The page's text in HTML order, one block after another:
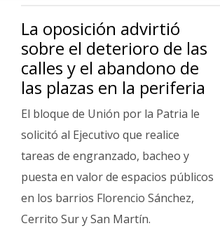
La oposición advirtió
sobre el deterioro de las
calles y el abandono de
las plazas en la periferia
El bloque de Unión por la Patria le
solicitó al Ejecutivo que realice
tareas de engranzado, bacheo y
puesta en valor de espacios públicos
en los barrios Florencio Sánchez,
Cerrito Sur y San Martín.